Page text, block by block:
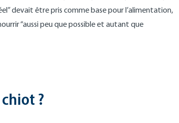
devait être pris comme base pour l’alimentation,
“aussi peu que possible et autant que
?